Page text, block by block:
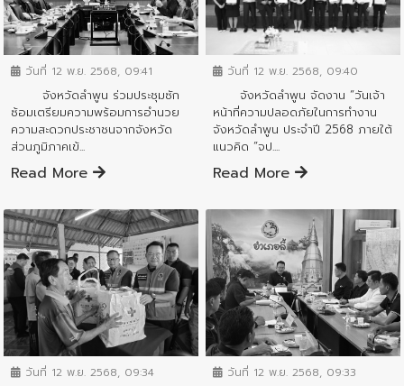
ข่าวสารจังหวัด
วันที่ 12 พ.ย. 2568, 09:41
จังหวัดลำพูน ร่วมประชุมซัก
ซ้อมเตรียมความพร้อมการอำนวย
ความสะดวกประชาชนจากจังหวัด
ส่วนภูมิภาคเข้...
Read More
ข่าวสารจังหวัด
วันที่ 12 พ.ย. 2568, 09:40
จังหวัดลำพูน จัดงาน “วันเจ้า
หน้าที่ความปลอดภัยในการทำงาน
จังหวัดลำพูน ประจำปี 2568 ภายใต้
แนวคิด “จป....
Read More
ข่าวสารจังหวัด
วันที่ 12 พ.ย. 2568, 09:34
ข่าวสารจังหวัด
วันที่ 12 พ.ย. 2568, 09:33